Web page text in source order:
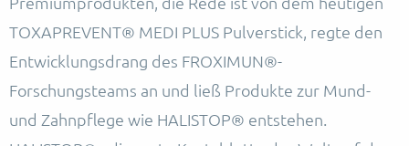
TOXAPREVENT® MEDI PLUS Pulverstick, regte den
Entwicklungsdrang des FROXIMUN®-
Forschungsteams an und ließ Produkte zur Mund-
und Zahnpflege wie HALISTOP® entstehen.